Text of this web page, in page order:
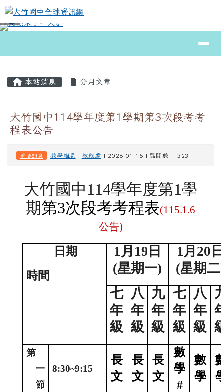
跳至主內容區
大竹國中全球資訊網
⏸
本站消息 分月文章
大竹國中114學年度第1學期第3次段考考
程表公告
重要訊息 教學組長 - 教務處 | 2026-01-15 | 點閱數： 323
大竹國中114學年度第1學
期第3次段考考程表(115.1.6
公告)
日期
時間
1月19日
(星期一)
1月20
(星期
七
年
級
八
年
級
九
年
級
七
年
級
八
年
級
第
一
節
8:30~9:15
長
文
長
文
長
文
數
學
#
數
學